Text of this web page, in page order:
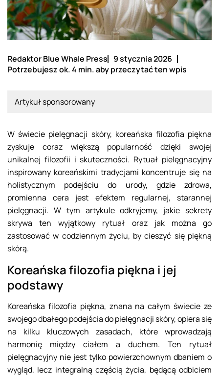
Redaktor Blue Whale Press
9 stycznia 2026
Potrzebujesz ok. 4 min. aby przeczytać ten wpis
Artykuł sponsorowany
W świecie pielęgnacji skóry, koreańska filozofia piękna
zyskuje coraz większą popularność dzięki swojej
unikalnej filozofii i skuteczności. Rytuał pielęgnacyjny
inspirowany koreańskimi tradycjami koncentruje się na
holistycznym podejściu do urody, gdzie zdrowa,
promienna cera jest efektem regularnej, starannej
pielęgnacji. W tym artykule odkryjemy, jakie sekrety
skrywa ten wyjątkowy rytuał oraz jak można go
zastosować w codziennym życiu, by cieszyć się piękną
skórą.
Koreańska filozofia piękna i jej
podstawy
Koreańska filozofia piękna, znana na całym świecie ze
swojego dbałego podejścia do pielęgnacji skóry, opiera się
na kilku kluczowych zasadach, które wprowadzają
harmonię między ciałem a duchem. Ten rytuał
pielęgnacyjny nie jest tylko powierzchownym dbaniem o
wygląd, lecz integralną częścią życia, będącą odbiciem